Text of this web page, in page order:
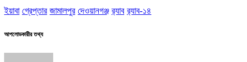
ইয়াবা গ্রেপ্তার জামালপুর দেওয়ানগঞ্জ র‌্যাব র‌্যাব-১৪
আপলোডকারীর তথ্য